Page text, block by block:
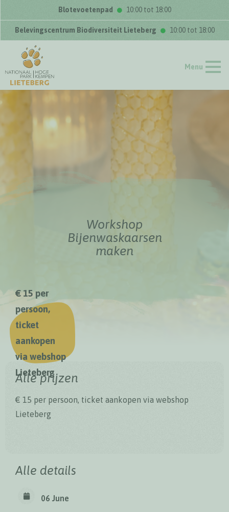
Blotevoetenpad 10:00 tot 18:00
Belevingscentrum Biodiversiteit Lieteberg 10:00 tot 18:00
Menu
Workshop
Bijenwaskaarsen
maken
€ 15 per
persoon,
ticket
aankopen
via webshop
Lieteberg
Alle prijzen
€ 15 per persoon, ticket aankopen via webshop
Lieteberg
Alle details
06 June